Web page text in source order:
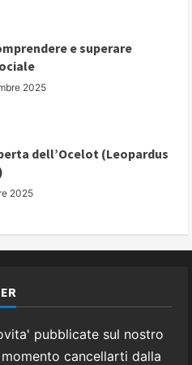
e superare
2025
dell’Ocelot (Leopardus
2025
pubblicate sul nostro
cancellarti dalla